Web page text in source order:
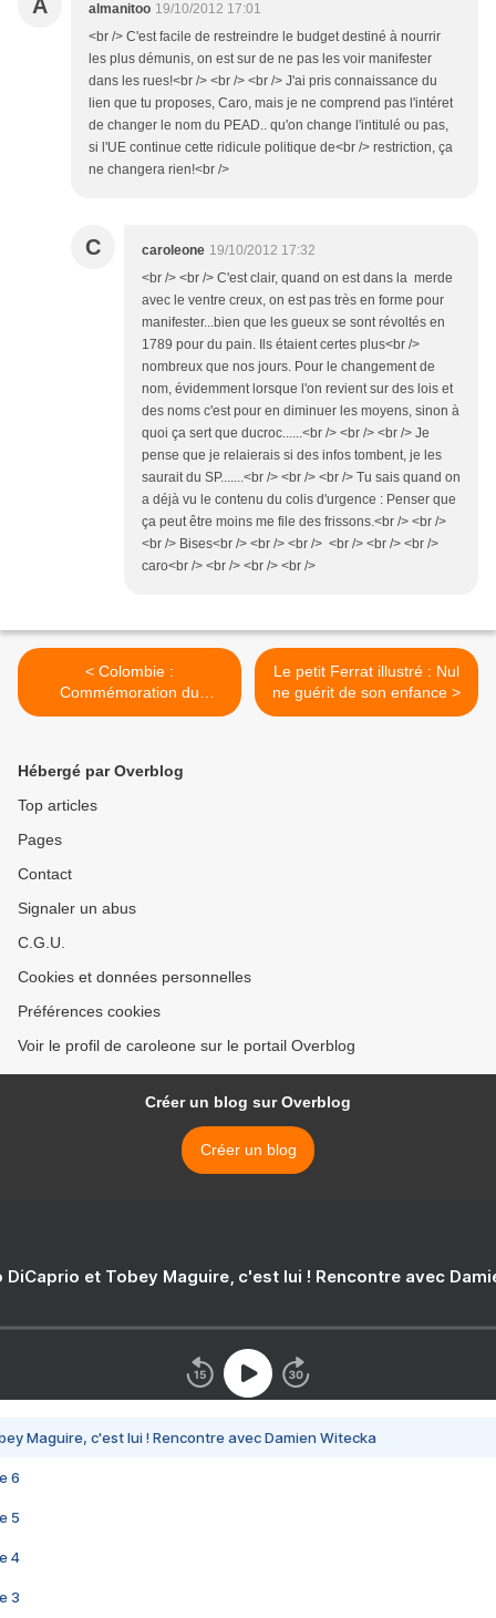
A almanitoo 19/10/2012 17:01
<br /> C'est facile de restreindre le budget destiné à nourrir
les plus démunis, on est sur de ne pas les voir manifester
dans les rues!<br /> <br /> <br /> J'ai pris connaissance du
lien que tu proposes, Caro, mais je ne comprend pas l'intéret
de changer le nom du PEAD.. qu'on change l'intitulé ou pas,
si l'UE continue cette ridicule politique de<br /> restriction, ça
ne changera rien!<br />
C caroleone 19/10/2012 17:32
<br /> <br /> C'est clair, quand on est dans la merde
avec le ventre creux, on est pas très en forme pour
manifester...bien que les gueux se sont révoltés en
1789 pour du pain. Ils étaient certes plus<br />
nombreux que nos jours. Pour le changement de
nom, évidemment lorsque l'on revient sur des lois et
des noms c'est pour en diminuer les moyens, sinon à
quoi ça sert que ducroc......<br /> <br /> <br /> Je
pense que je relaierais si des infos tombent, je les
saurait du SP.......<br /> <br /> <br /> Tu sais quand on
a déjà vu le contenu du colis d'urgence : Penser que
ça peut être moins me file des frissons.<br /> <br />
<br /> Bises<br /> <br /> <br /> <br /> <br /> <br />
caro<br /> <br /> <br /> <br />
< Colombie :
Commémoration du
génocide des Amérindiens
Le petit Ferrat illustré : Nul
ne guérit de son enfance >
Hébergé par Overblog
Top articles
Pages
Contact
Signaler un abus
C.G.U.
Cookies et données personnelles
Préférences cookies
Voir le profil de caroleone sur le portail Overblog
Créer un blog sur Overblog
Créer un blog
DiCaprio et Tobey Maguire, c'est lui ! Rencontre avec
Maguire, c'est lui ! Rencontre avec Damien Witecka
6
5
4
3